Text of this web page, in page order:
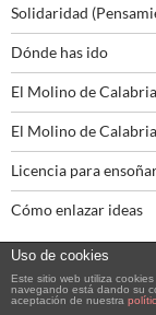
Solidaridad
Dónde has ido
El Molino de
El Molino de
Licencia para
Cómo enlazar ideas
Funciona gracias a
Uso de cookies
Este sitio web utiliza
navegando está dando su
aceptación de nuestra